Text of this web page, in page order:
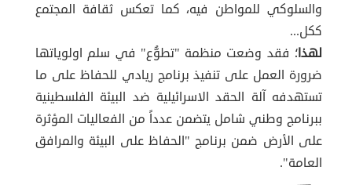
والسلوكي للمواطن فيه، كما تعكس ثقافة المجتمع
ككل...
لهذا؛ فقد وضعت منظمة "تطوُّع" في سلم اولوياتها
ضرورة العمل على تنفيذ برنامج ريادي للحفاظ على ما
تستهدفه آلة الحقد الاسرائيلية ضد البيئة الفلسطينية
ببرنامج وطني شامل يتضمن عدداً من الفعاليات المؤثرة
على الأرض ضمن برنامج "الحفاظ على البيئة والمرافق
العامة".